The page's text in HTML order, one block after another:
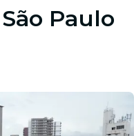
Paulo